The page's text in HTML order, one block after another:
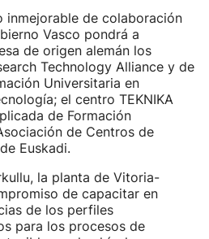
inmejorable de colaboración
Vasco pondrá a
de origen alemán los
Technology Alliance y de
Universitaria en
el centro TEKNIKA
de Formación
de Centros de
Euskadi.
la planta de Vitoria-
de capacitar en
de los perfiles
para los procesos de